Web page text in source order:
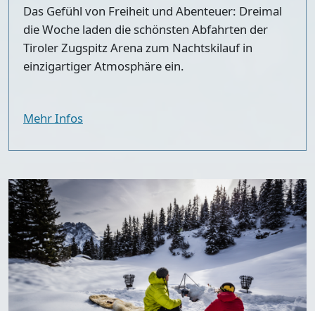
Das Gefühl von Freiheit und Abenteuer: Dreimal
die Woche laden die schönsten Abfahrten der
Tiroler Zugspitz Arena zum Nachtskilauf in
einzigartiger Atmosphäre ein.
Mehr Infos